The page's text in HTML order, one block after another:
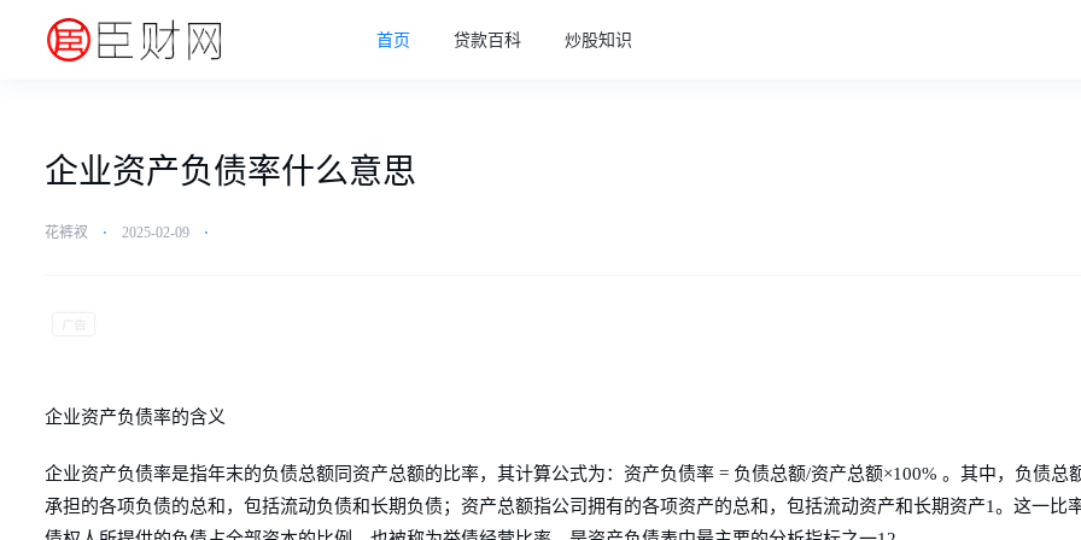
首页 贷款百科 炒股知识
企业资产负债率什么意思
花裤衩 ⋅ 2025-02-09 ⋅
企业资产负债率的含义
企业资产负债率是指年末的负债总额同资产总额的比率，其计算公式为：资产负债率 = 负债总额/资产总额×100% 。其中，负债总
承担的各项负债的总和，包括流动负债和长期负债；资产总额指公司拥有的各项资产的总和，包括流动资产和长期资产1。这一比